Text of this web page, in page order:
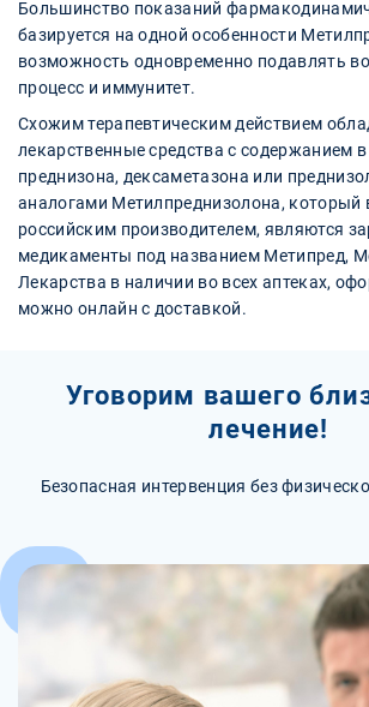
Большинство показаний
базируется на одной особенности
возможность одновременно подавлять
процесс и иммунитет.
Схожим терапевтическим действием
лекарственные средства с содержанием в
преднизона, дексаметазона или
аналогами Метилпреднизолона, который
российским производителем, являются
медикаменты под названием Метипред,
Лекарства в наличии во всех аптеках,
можно онлайн с доставкой.
Уговорим вашего
лечение!
Безопасная интервенция без